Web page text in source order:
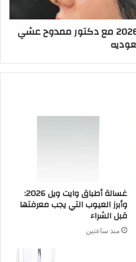
أسعار عمليات تجميل الأنف 2026 مع دكتور ممدوح عشي
غسالة أطباق وايت ويل 2026:
وأبرز العيوب التي يجب معرفتها
قبل الشراء
منذ ساعتين